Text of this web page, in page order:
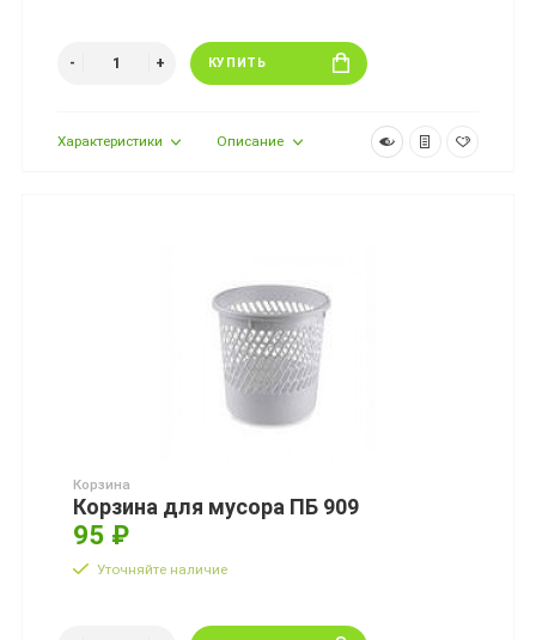
КУПИТЬ
Характеристики Описание
Корзина
Корзина для мусора ПБ 909
95 ₽
Уточняйте наличие